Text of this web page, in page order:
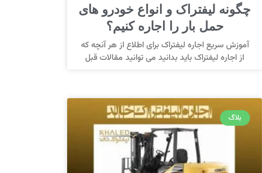
چگونه لیفتراک و انواع خودرو های
حمل بار را اجاره کنیم؟
آموزش سریع اجاره لیفتراک برای اطلاع از هر آنچه که
از اجاره لیفتراک باید بدانید می توانید مقالات قبل
بلاگ